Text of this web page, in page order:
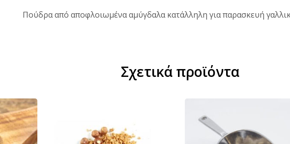
Πούδρα από αποφλοιωμένα αμύγδαλα κατάλληλη για παρασκευή
Σχετικά προϊόντα